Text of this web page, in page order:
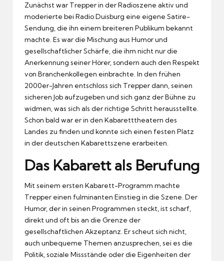
Zunächst war Trepper in der Radioszene aktiv und
moderierte bei Radio Duisburg eine eigene Satire-
Sendung, die ihn einem breiteren Publikum bekannt
machte. Es war die Mischung aus Humor und
gesellschaftlicher Schärfe, die ihm nicht nur die
Anerkennung seiner Hörer, sondern auch den Respekt
von Branchenkollegen einbrachte. In den frühen
2000er-Jahren entschloss sich Trepper dann, seinen
sicheren Job aufzugeben und sich ganz der Bühne zu
widmen, was sich als der richtige Schritt herausstellte.
Schon bald war er in den Kabaretttheatern des
Landes zu finden und konnte sich einen festen Platz
in der deutschen Kabarettszene erarbeiten.
Das Kabarett als Berufung
Mit seinem ersten Kabarett-Programm machte
Trepper einen fulminanten Einstieg in die Szene. Der
Humor, der in seinen Programmen steckt, ist scharf,
direkt und oft bis an die Grenze der
gesellschaftlichen Akzeptanz. Er scheut sich nicht,
auch unbequeme Themen anzusprechen, sei es die
Politik, soziale Missstände oder die Eigenheiten der